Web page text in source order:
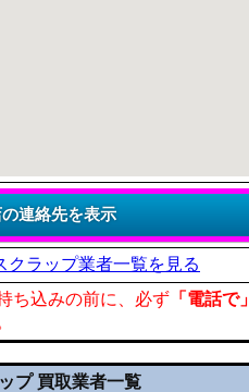
クラップ業者一覧を見る
ち込みの前に、必ず 「電話で」
プ 買取業者一覧